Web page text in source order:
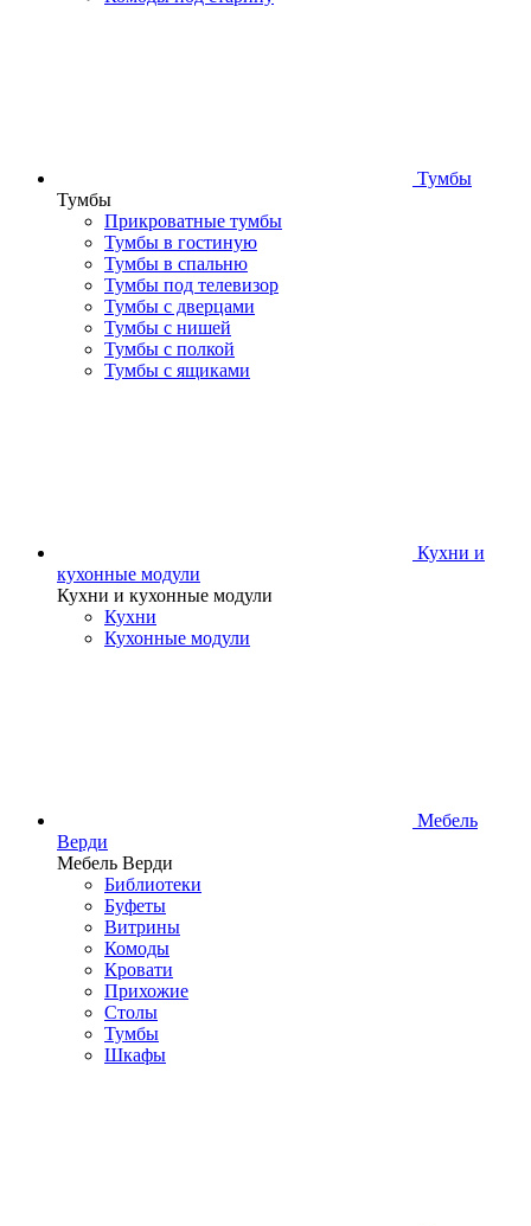
Тумбы
Тумбы
Прикроватные тумбы
Тумбы в гостиную
Тумбы в спальню
Тумбы под телевизор
Тумбы с дверцами
Тумбы с нишей
Тумбы с полкой
Тумбы с ящиками
Кухни и
кухонные модули
Кухни и кухонные модули
Кухни
Кухонные модули
Мебель
Верди
Мебель Верди
Библиотеки
Буфеты
Витрины
Комоды
Кровати
Прихожие
Столы
Тумбы
Шкафы